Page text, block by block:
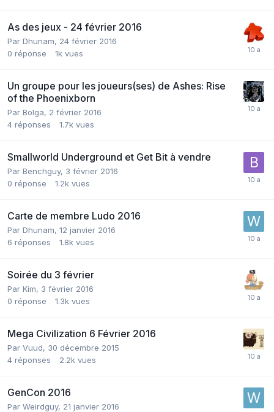
As des jeux - 24 février 2016
Par Dhunam, 24 février 2016
0 réponse 1k vues
Un groupe pour les joueurs(ses) de Ashes: Rise
of the Phoenixborn
Par Bolga, 2 février 2016
4 réponses 1.7k vues
Smallworld Underground et Get Bit à vendre
Par Benchguy, 3 février 2016
0 réponse 1.2k vues
Carte de membre Ludo 2016
Par Dhunam, 12 janvier 2016
6 réponses 1.8k vues
Soirée du 3 février
Par Kim, 3 février 2016
0 réponse 1.3k vues
Mega Civilization 6 Février 2016
Par Vuud, 30 décembre 2015
4 réponses 2.2k vues
GenCon 2016
Par Weirdguy, 21 janvier 2016